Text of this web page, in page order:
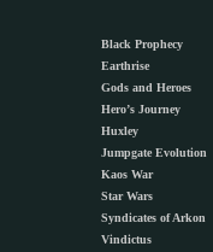
Black Prophecy
Earthrise
Gods and Heroes
Hero’s Journey
Huxley
Jumpgate Evolution
Kaos War
Star Wars
Syndicates of Arkon
Vindictus